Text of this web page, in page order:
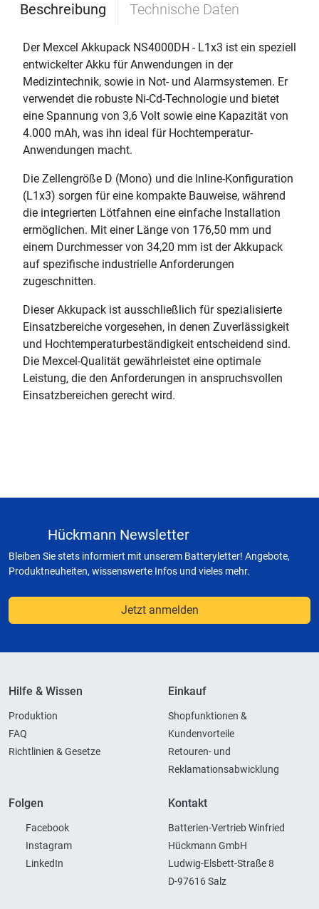
Beschreibung Technische Daten
Der Mexcel Akkupack NS4000DH - L1x3 ist ein speziell
entwickelter Akku für Anwendungen in der
Medizintechnik, sowie in Not- und Alarmsystemen. Er
verwendet die robuste Ni-Cd-Technologie und bietet
eine Spannung von 3,6 Volt sowie eine Kapazität von
4.000 mAh, was ihn ideal für Hochtemperatur-
Anwendungen macht.
Die Zellengröße D (Mono) und die Inline-Konfiguration
(L1x3) sorgen für eine kompakte Bauweise, während
die integrierten Lötfahnen eine einfache Installation
ermöglichen. Mit einer Länge von 176,50 mm und
einem Durchmesser von 34,20 mm ist der Akkupack
auf spezifische industrielle Anforderungen
zugeschnitten.
Dieser Akkupack ist ausschließlich für spezialisierte
Einsatzbereiche vorgesehen, in denen Zuverlässigkeit
und Hochtemperaturbeständigkeit entscheidend sind.
Die Mexcel-Qualität gewährleistet eine optimale
Leistung, die den Anforderungen in anspruchsvollen
Einsatzbereichen gerecht wird.
Hückmann Newsletter
Bleiben Sie stets informiert mit unserem Batteryletter! Angebote,
Produktneuheiten, wissenswerte Infos und vieles mehr.
Jetzt anmelden
Hilfe & Wissen
Produktion
FAQ
Richtlinien & Gesetze
Einkauf
Shopfunktionen &
Kundenvorteile
Retouren- und
Reklamationsabwicklung
Folgen
Facebook
Instagram
LinkedIn
Kontakt
Batterien-Vertrieb Winfried
Hückmann GmbH
Ludwig-Elsbett-Straße 8
D-97616 Salz